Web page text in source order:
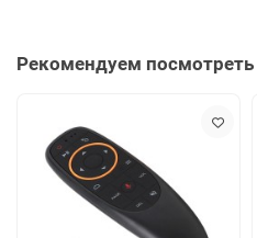
сетевому адаптеру Ethernet 100M.
X96Q оборудована следующими
сетевым разъемом LAN 10/100,
аудио/видео выходом 3,5 мм и
внешнего ИК-приёмника.
В приставке встроена
Рекомендуем посмотреть